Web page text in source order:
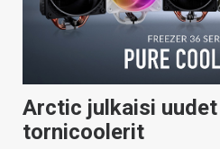
KAUPPA
HAKU
Arctic julkaisi
tornicoolerit